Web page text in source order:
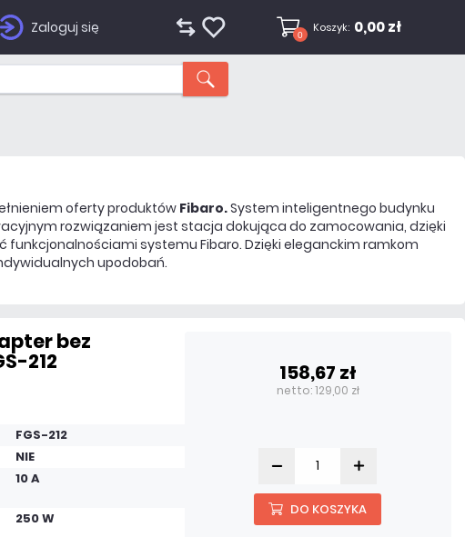
Zaloguj się 0 Koszyk: 0,00 zł
oferty produktów Fibaro.System inteligentnego budynku
rozwiązaniem jest stacja dokująca do zamocowania, dzięki
systemu Fibaro. Dzięki eleganckim ramkom
upodobań.
bez
212
FGS-212
NIE
10 A
250 W
158,67 zł
netto: 129,00 zł
DO KOSZYKA